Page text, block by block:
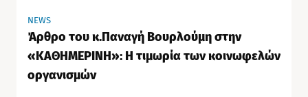
NEWS
Άρθρο του κ.Παναγή Βουρλούμη στην
«ΚΑΘΗΜΕΡΙΝΗ»: Η τιμωρία των κοινωφελών
οργανισμών